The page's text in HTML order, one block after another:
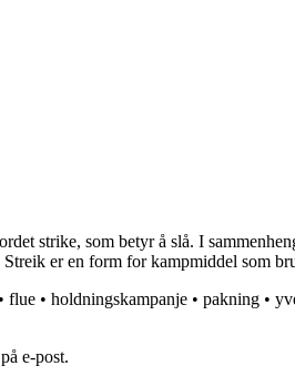
strike, som betyr å slå. I
er en form for kampmiddel som
• flue • holdningskampanje • pakning •
e-post.